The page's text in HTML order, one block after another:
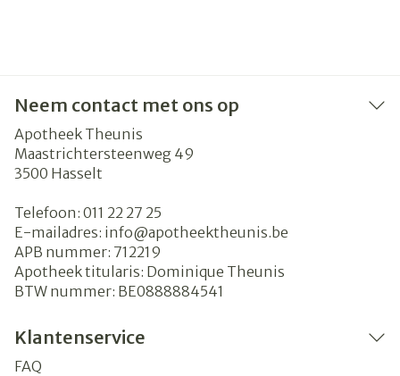
Neem contact met ons op
Apotheek Theunis
Maastrichtersteenweg 49
3500 Hasselt
Telefoon: 011 22 27 25
E-mailadres: info@apotheektheunis.be
APB nummer: 712219
Apotheek titularis: Dominique Theunis
BTW nummer: BE0888884541
Klantenservice
FAQ